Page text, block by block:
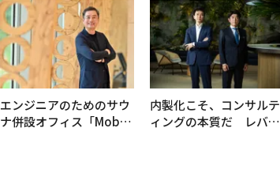
エンジニアのためのサウ
ナ併設オフィス「Mobiu
内製化こそ、コンサルテ
ィングの本質だ レバレ